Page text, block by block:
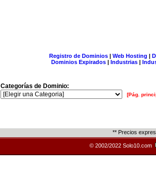
Registro de Dominios| Web Hosting |
Dominios Expirados | Industrias |
Categorías de Dominio:
[Pág.
** Precios
© 2002/2022 Solo10.com